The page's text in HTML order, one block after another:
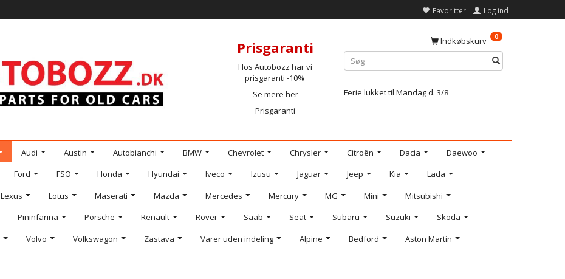
Favoritter Log ind
Prisgaranti
Hos Autobozz har vi
prisgaranti -10%
Se mere her
Prisgaranti
Indkøbskurv 0
Ferie lukket til Mandag d. 3/8
Audi Austin Autobianchi BMW Chevrolet Chrysler Citroën Dacia
Daewoo
Ford FSO Honda Hyundai Iveco Izusu Jaguar Jeep Kia
Lada
Lexus Lotus Maserati Mazda Mercedes Mercury MG Mini
Mitsubishi
Pininfarina Porsche Renault Rover Saab Seat Subaru Suzuki
Skoda
Volvo Volkswagon Zastava Varer uden indeling Alpine Bedford
Aston Martin